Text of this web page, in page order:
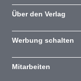
Über den Verlag
Werbung schalten
Mitarbeiten